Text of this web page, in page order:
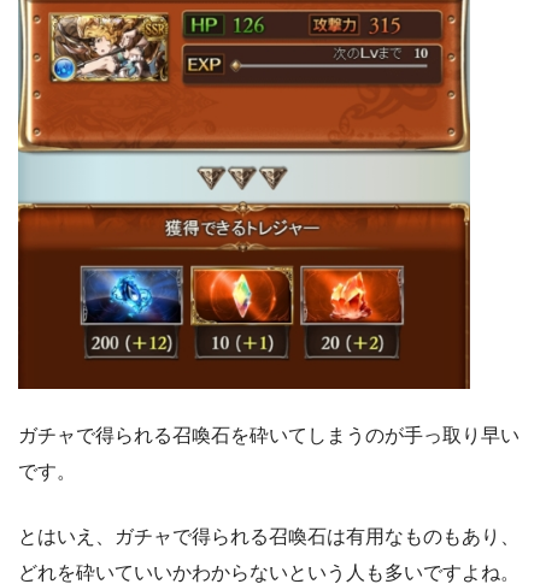
ガチャで得られる召喚石を砕いてしまうのが手っ取り早い
です。
とはいえ、ガチャで得られる召喚石は有用なものもあり、
どれを砕いていいかわからないという人も多いですよね。